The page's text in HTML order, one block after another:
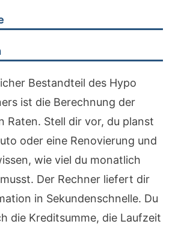
Bestandteil des Hypo
ist die Berechnung der
Raten. Stell dir vor, du planst
oder eine Renovierung und
wie viel du monatlich
Der Rechner liefert dir
in Sekundenschnelle. Du
die Kreditsumme, die Laufzeit